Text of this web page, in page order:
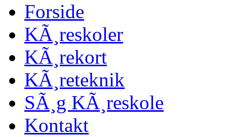
Forside
KÃ¸reskoler
KÃ¸rekort
KÃ¸reteknik
SÃ¸g KÃ¸reskole
Kontakt